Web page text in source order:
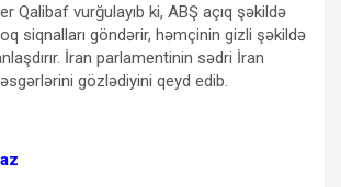
Qalibaf vurğulayıb ki, ABŞ açıq şəkildə
siqnalları göndərir, həmçinin gizli şəkildə
İran parlamentinin sədri İran
gözlədiyini qeyd edib.